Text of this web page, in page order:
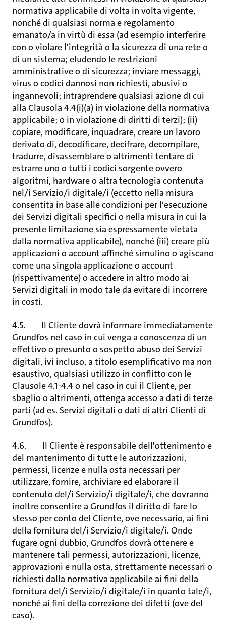
normativa applicabile di volta in volta vigente,
nonché di qualsiasi norma e regolamento
emanato/a in virtù di essa (ad esempio interferire
con o violare l'integrità o la sicurezza di una rete o
di un sistema; eludendo le restrizioni
amministrative o di sicurezza; inviare messaggi,
virus o codici dannosi non richiesti, abusivi o
ingannevoli; intraprendere qualsiasi azione dI cui
alla Clausola 4.4(i)(a) in violazione della normativa
applicabile; o in violazione di diritti di terzi); (ii)
copiare, modificare, inquadrare, creare un lavoro
derivato di, decodificare, decifrare, decompilare,
tradurre, disassemblare o altrimenti tentare di
estrarre uno o tutti i codici sorgente ovvero
algoritmi, hardware o altra tecnologia contenuta
nel/i Servizio/i digitale/i (eccetto nella misura
consentita in base alle condizioni per l'esecuzione
dei Servizi digitali specifici o nella misura in cui la
presente limitazione sia espressamente vietata
dalla normativa applicabile), nonché (iii) creare più
applicazioni o account affinché simulino o agiscano
come una singola applicazione o account
(rispettivamente) o accedere in altro modo ai
Servizi digitali in modo tale da evitare di incorrere
in costi.
4.5. Il Cliente dovrà informare immediatamente
Grundfos nel caso in cui venga a conoscenza di un
effettivo o presunto o sospetto abuso dei Servizi
digitali, ivi incluso, a titolo esemplificativo ma non
esaustivo, qualsiasi utilizzo in conflitto con le
Clausole 4.1-4.4 o nel caso in cui il Cliente, per
sbaglio o altrimenti, ottenga accesso a dati di terze
parti (ad es. Servizi digitali o dati di altri Clienti di
Grundfos).
4.6. Il Cliente è responsabile dell'ottenimento e
del mantenimento di tutte le autorizzazioni,
permessi, licenze e nulla osta necessari per
utilizzare, fornire, archiviare ed elaborare il
contenuto del/i Servizio/i digitale/i, che dovranno
inoltre consentire a Grundfos il diritto di fare lo
stesso per conto del Cliente, ove necessario, ai fini
della fornitura del/i Servizio/i digitale/i. Onde
fugare ogni dubbio, Grundfos dovrà ottenere e
mantenere tali permessi, autorizzazioni, licenze,
approvazioni e nulla osta, strettamente necessari o
richiesti dalla normativa applicabile ai fini della
fornitura del/i Servizio/i digitale/i in quanto tale/i,
nonché ai fini della correzione dei difetti (ove del
caso).